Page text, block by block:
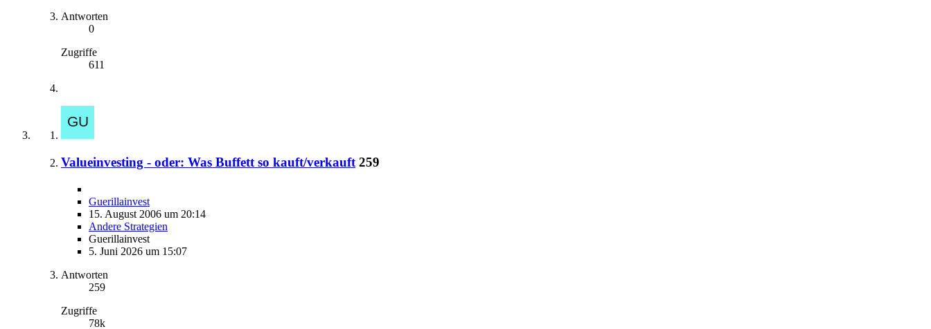
Antworten
0
Zugriffe
611
Valueinvesting - oder: Was Buffett so kauft/verkauft 259
Guerillainvest
15. August 2006 um 20:14
Andere Strategien
Guerillainvest
5. Juni 2026 um 15:07
Antworten
259
Zugriffe
78k